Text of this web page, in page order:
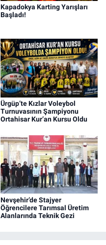
Kapadokya Karting Yarışları
Başladı!
Ürgüp’te Kızlar Voleybol
Turnuvasının Şampiyonu
Ortahisar Kur’an Kursu Oldu
Nevşehir’de Stajyer
Öğrencilere Tarımsal Üretim
Alanlarında Teknik Gezi